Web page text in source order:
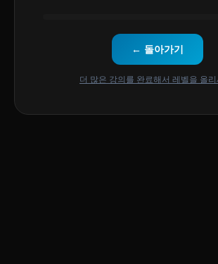
← 돌아가기
더 많은 강의를 완료해서 레벨을 올